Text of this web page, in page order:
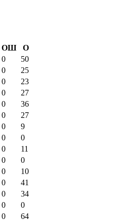
ОШ
О
0
50
0
25
0
23
0
27
0
36
0
27
0
9
0
0
0
11
0
0
0
10
0
41
0
34
0
0
0
64